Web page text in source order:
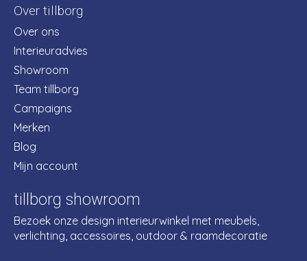
Over tillborg
Over ons
Interieuradvies
Showroom
Team tillborg
Campaigns
Merken
Blog
Mijn account
tillborg showroom
Bezoek onze design interieurwinkel met meubels,
verlichting, accessoires, outdoor & raamdecoratie